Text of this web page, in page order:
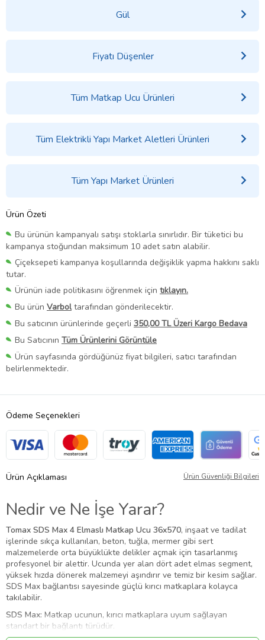
Gül
Fiyatı Düşenler
Tüm Matkap Ucu Ürünleri
Tüm Elektrikli Yapı Market Aletleri Ürünleri
Tüm Yapı Market Ürünleri
Ürün Özeti
Bu ürünün kampanyalı satışı stoklarla sınırlıdır. Bir tüketici bu
kampanya stoğundan maksimum 10 adet satın alabilir.
Çiçeksepeti kampanya koşullarında değişiklik yapma hakkını saklı
tutar.
Ürünün iade politikasını öğrenmek için tıklayın.
Bu ürün Varboltarafından gönderilecektir.
Bu satıcının ürünlerinde geçerli 350,00 TL Üzeri Kargo Bedava
Bu Satıcının Tüm Ürünlerini Görüntüle
Ürün sayfasında gördüğünüz fiyat bilgileri, satıcı tarafından
belirlenmektedir.
Ödeme Seçenekleri
Ürün Açıklaması Ürün Güvenliği Bilgileri
Nedir ve Ne İşe Yarar?
Tomax SDS Max 4 Elmaslı Matkap Ucu 36x570, inşaat ve tadilat
işlerinde sıkça kullanılan, beton, tuğla, mermer gibi sert
malzemelerde orta büyüklükte delikler açmak için tasarlanmış
profesyonel bir alettir. Ucunda yer alan dört adet elmas segment,
yüksek hızda dönerek malzemeyi aşındırır ve temiz bir kesim sağlar.
SDS Max bağlantısı sayesinde güçlü kırıcı matkaplara kolayca
takılabilir.
SDS Max: Matkap ucunun, kırıcı matkaplara uyum sağlayan
standart bir bağlantı türüdür.
4 Elmaslı:Uçta bulunan dört adet elmas segment, daha hızlı ve